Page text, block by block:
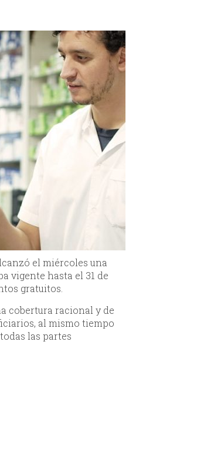
el miércoles una
vigente hasta el 31 de
gratuitos.
cobertura racional y de
al mismo tiempo
las partes